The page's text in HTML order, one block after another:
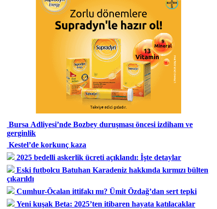
Bursa Adliyesi’nde Bozbey duruşması öncesi izdiham ve
gerginlik
Kestel’de korkunç kaza
2025 bedelli askerlik ücreti açıklandı: İşte detaylar
Eski futbolcu Batuhan Karadeniz hakkında kırmızı bülten
çıkarıldı
Cumhur-Öcalan ittifakı mı? Ümit Özdağ’dan sert tepki
Yeni kuşak Beta: 2025’ten itibaren hayata katılacaklar